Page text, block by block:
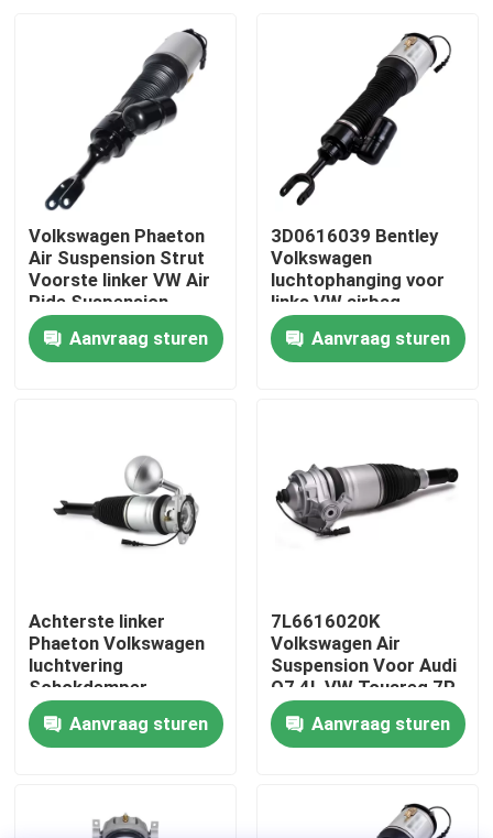
Thuis
Producten
Video's
Fabriekstocht
Kwaliteitscontrole
Neem contact met ons op
Nieuws
Autoverhangingssysteem
Volkswagen Phaeton
Air Suspension Strut
Voorste linker VW Air
Ride Suspension
3D0616039AA
Aanvraag sturen
3D0616039 Bentley
Volkswagen
luchtophanging voor
links VW airbag
ophanging
Aanvraag sturen
Achterste linker
Phaeton Volkswagen
luchtvering
Schokdemper
3D0616001
Aanvraag sturen
7L6616020K
Volkswagen Air
Suspension Voor Audi
Q7 4L VW Touareg 7P
Porsche Cayenne 92A
Aanvraag sturen